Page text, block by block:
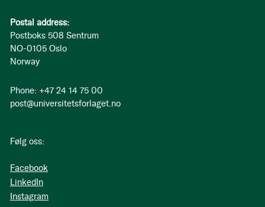
Postal address:
Postboks 508 Sentrum
NO-0105 Oslo
Norway
Phone: +47 24 14 75 00
post@universitetsforlaget.no
Følg oss:
Facebook
LinkedIn
Instagram